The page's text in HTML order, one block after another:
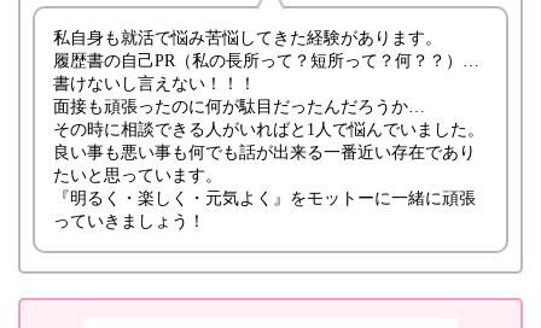
私自身も就活で悩み苦悩してきた経験があります。
履歴書の自己PR（私の長所って？短所って？何？？）…
書けないし言えない！！！
面接も頑張ったのに何が駄目だったんだろうか…
その時に相談できる人がいればと1人で悩んでいました。
良い事も悪い事も何でも話が出来る一番近い存在であり
たいと思っています。
『明るく・楽しく・元気よく』をモットーに一緒に頑張
っていきましょう！